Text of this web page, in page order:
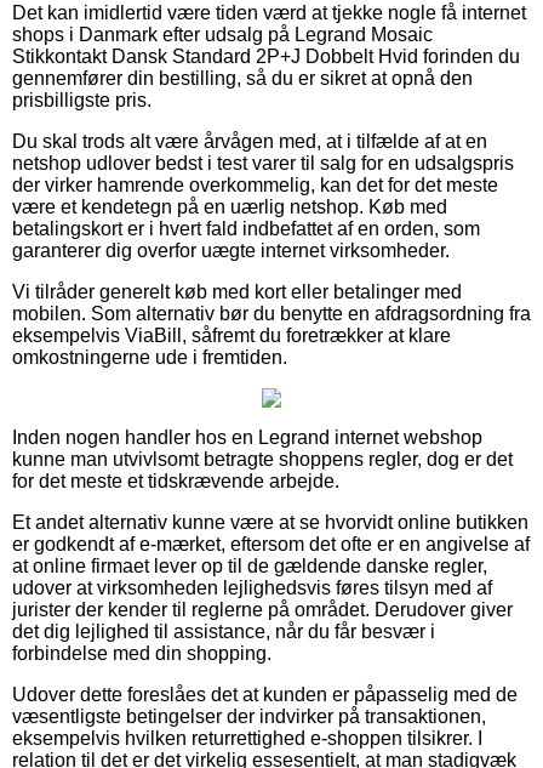
Det kan imidlertid være tiden værd at tjekke nogle få internet
shops i Danmark efter udsalg på Legrand Mosaic
Stikkontakt Dansk Standard 2P+J Dobbelt Hvid forinden du
gennemfører din bestilling, så du er sikret at opnå den
prisbilligste pris.
Du skal trods alt være årvågen med, at i tilfælde af at en
netshop udlover bedst i test varer til salg for en udsalgspris
der virker hamrende overkommelig, kan det for det meste
være et kendetegn på en uærlig netshop. Køb med
betalingskort er i hvert fald indbefattet af en orden, som
garanterer dig overfor uægte internet virksomheder.
Vi tilråder generelt køb med kort eller betalinger med
mobilen. Som alternativ bør du benytte en afdragsordning fra
eksempelvis ViaBill, såfremt du foretrækker at klare
omkostningerne ude i fremtiden.
Inden nogen handler hos en Legrand internet webshop
kunne man utvivlsomt betragte shoppens regler, dog er det
for det meste et tidskrævende arbejde.
Et andet alternativ kunne være at se hvorvidt online butikken
er godkendt af e-mærket, eftersom det ofte er en angivelse af
at online firmaet lever op til de gældende danske regler,
udover at virksomheden lejlighedsvis føres tilsyn med af
jurister der kender til reglerne på området. Derudover giver
det dig lejlighed til assistance, når du får besvær i
forbindelse med din shopping.
Udover dette foreslåes det at kunden er påpasselig med de
væsentligste betingelser der indvirker på transaktionen,
eksempelvis hvilken returrettighed e-shoppen tilsikrer. I
relation til det er det virkelig essesentielt, at man stadigvæk